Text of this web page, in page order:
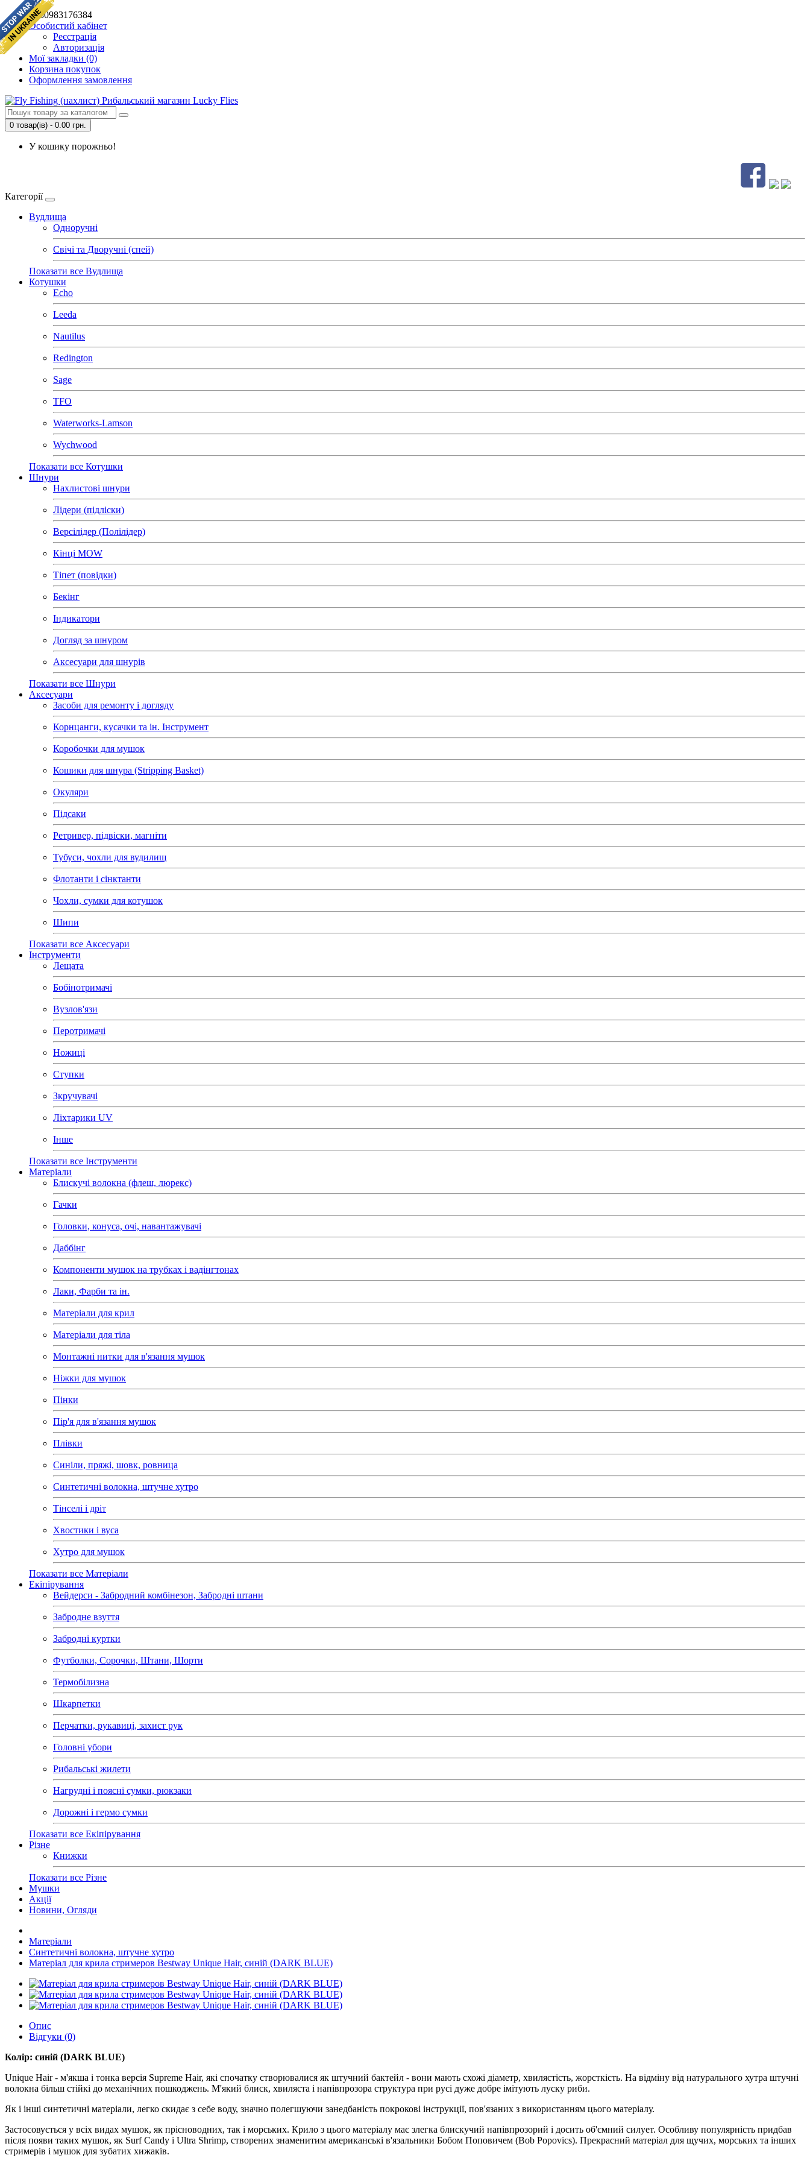
+380983176384
Особистий кабінет
Реєстрація
Авторизація
Мої закладки (0)
Корзина покупок
Оформлення замовлення
0 товар(ів) - 0.00 грн.
У кошику порожньо!
Категорії
Вудлища
Одноручні
Свічі та Дворучні (спей)
Показати все Вудлища
Котушки
Echo
Leeda
Nautilus
Redington
Sage
TFO
Waterworks-Lamson
Wychwood
Показати все Котушки
Шнури
Нахлистові шнури
Лідери (підліски)
Версілідер (Полілідер)
Кінці MOW
Тіпет (повідки)
Бекінг
Індикатори
Догляд за шнуром
Аксесуари для шнурів
Показати все Шнури
Аксесуари
Засоби для ремонту і догляду
Корнцанги, кусачки та ін. Інструмент
Коробочки для мушок
Кошики для шнура (Stripping Basket)
Окуляри
Підсаки
Ретривер, підвіски, магніти
Тубуси, чохли для вудилищ
Флотанти і сінктанти
Чохли, сумки для котушок
Шипи
Показати все Аксесуари
Інструменти
Лещата
Бобінотримачі
Вузлов'язи
Перотримачі
Ножиці
Ступки
Зкручувачі
Ліхтарики UV
Інше
Показати все Інструменти
Матеріали
Блискучі волокна (флеш, люрекс)
Гачки
Головки, конуса, очі, навантажувачі
Даббінг
Компоненти мушок на трубках і вадінгтонах
Лаки, Фарби та ін.
Матеріали для крил
Матеріали для тіла
Монтажні нитки для в'язання мушок
Ніжки для мушок
Пінки
Пір'я для в'язання мушок
Плівки
Синіли, пряжі, шовк, ровница
Синтетичні волокна, штучне хутро
Тінселі і дріт
Хвостики і вуса
Хутро для мушок
Показати все Матеріали
Екіпірування
Вейдерси - Забродний комбінезон, Забродні штани
Забродне взуття
Забродні куртки
Футболки, Сорочки, Штани, Шорти
Термобілизна
Шкарпетки
Перчатки, рукавиці, захист рук
Головні убори
Рибальські жилети
Нагрудні і поясні сумки, рюкзаки
Дорожні і гермо сумки
Показати все Екіпірування
Різне
Книжки
Показати все Різне
Мушки
Акції
Новини, Огляди
Матеріали
Синтетичні волокна, штучне хутро
Матеріал для крила стримеров Bestway Unique Hair, синій (DARK BLUE)
Опис
Відгуки (0)
Колір: синій (DARK BLUE)
Unique Hair - м'якша і тонка версія Supreme Hair, які спочатку створювалися як штучний бактейл - вони мають схожі діаметр, хвилястість, жорсткість. На відміну від натурального хутра штучні
волокна більш стійкі до механічних пошкоджень. М'який блиск, хвиляста і напівпрозора структура при русі дуже добре імітують луску риби.
Як і інші синтетичні матеріали, легко скидає з себе воду, значно полегшуючи занедбаність покрокові інструкції, пов'язаних з використанням цього матеріалу.
Застосовується у всіх видах мушок, як прісноводних, так і морських. Крило з цього матеріалу має злегка блискучий напівпрозорий і досить об'ємний силует. Особливу популярність придбав
після появи таких мушок, як Surf Candy і Ultra Shrimp, створених знаменитим американські в'язальники Бобом Поповичем (Bob Popovics). Прекрасний матеріал для щучих, морських та інших
стримерів і мушок для зубатих хижаків.